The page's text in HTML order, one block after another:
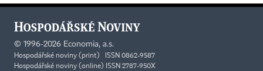
© 1996-2026 Economia, a.s.
Hospodářské noviny (print) ISSN 0862-9587
Hospodářské noviny (online) ISSN 2787-950X